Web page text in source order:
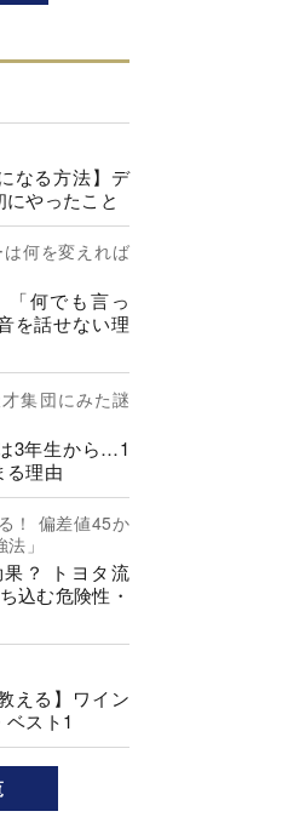
なる方法】デ
やったこと
何を変えれば
「何でも言っ
を話せない理
集団にみた謎
3年生から…1
る理由
！ 偏差値45か
」
？ トヨタ流
込む危険性・
える】ワイン
スト1